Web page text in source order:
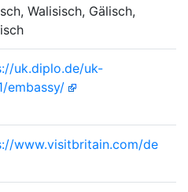
Walisisch, Gälisch,
uk.diplo.de/uk-
embassy/
www.visitbritain.com/de